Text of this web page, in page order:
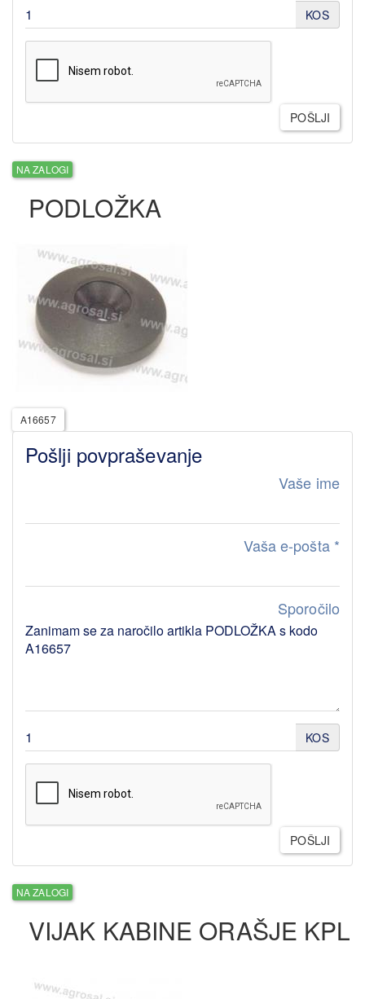
KOS
POŠLJI
NA ZALOGI
PODLOŽKA
A16657
Pošlji povpraševanje
Vaše ime
Vaša e-pošta *
Sporočilo
KOS
POŠLJI
NA ZALOGI
VIJAK KABINE ORAŠJE KPL